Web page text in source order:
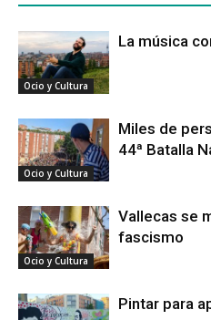
Ocio y Cultura
La música
Ocio y Cultura
Miles de
44ª Batalla
Ocio y Cultura
Vallecas se
fascismo
Pintar para